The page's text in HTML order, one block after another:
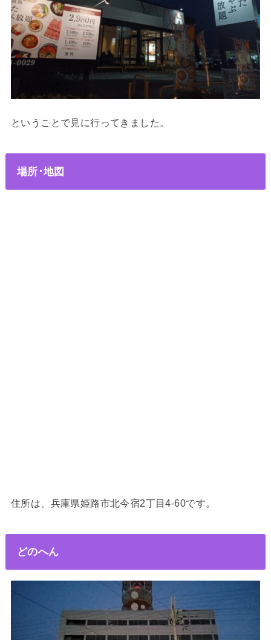
ということで見に行ってきました。
場所･地図
住所は、兵庫県姫路市北今宿2丁目4-60です。
どのへん